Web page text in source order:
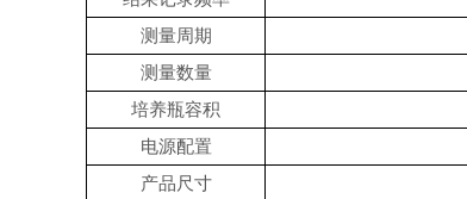
测量周期
测量数量
培养瓶容积
电源配置
产品尺寸